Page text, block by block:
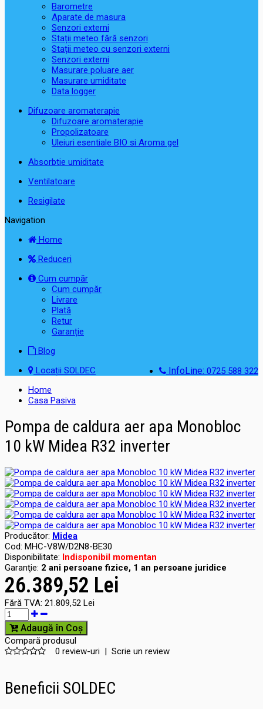
Barometre
Aparate de masura
Senzori externi
Stații meteo fără senzori
Stații meteo cu senzori externi
Senzori externi
Masurare poluare aer
Masurare umiditate
Data logger
Difuzoare aromaterapie
Difuzoare aromaterapie
Propolizatoare
Uleiuri esentiale BIO si Aroma gel
Absorbtie umiditate
Ventilatoare
Resigilate
Navigation
Home
Reduceri
Cum cumpăr
Cum cumpăr
Livrare
Plată
Retur
Garanție
Blog
InfoLine: 0725 588 322
Locații SOLDEC
Home
Casa Pasiva
Pompa de caldura aer apa Monobloc
10 kW Midea R32 inverter
Producător: Midea
Cod: MHC-V8W/D2N8-BE30
Disponibilitate: Indisponibil momentan
Garanţie: 2 ani persoane fizice, 1 an persoane juridice
26.389,52 Lei
Fără TVA: 21.809,52 Lei
Adaugă în Coş
Compară produsul
0 review-uri | Scrie un review
Beneficii SOLDEC